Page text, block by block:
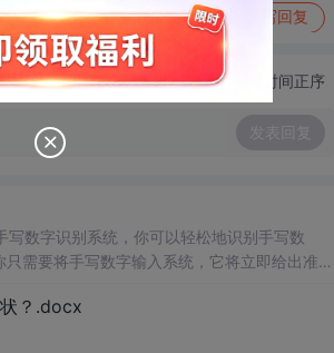
报 写回复
切换为时间正序
发表回复
数字识别系统，你可以轻松地识别手写数
需要将手写数字输入系统，它将立即给出准确
？.docx